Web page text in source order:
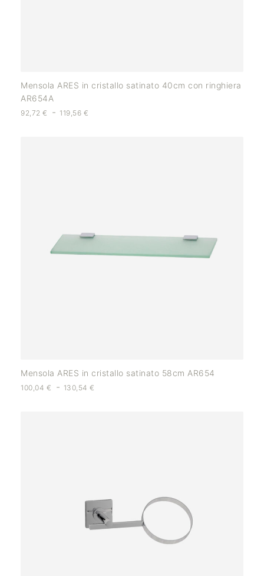
Mensola ARES in cristallo satinato 40cm con ringhiera
AR654A
92,72 € - 119,56 €
Mensola ARES in cristallo satinato 58cm AR654
100,04 € - 130,54€